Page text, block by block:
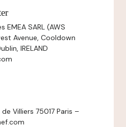
EMEA SARL (AWS
Avenue, Cooldown
IRELAND
Villiers 75017 Paris –